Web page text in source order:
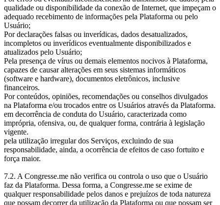
qualidade ou disponibilidade da conexão de Internet, que impeçam o
adequado recebimento de informações pela Plataforma ou pelo
Usuário;
Por declarações falsas ou inverídicas, dados desatualizados,
incompletos ou inverídicos eventualmente disponibilizados e
atualizados pelo Usuário;
Pela presença de vírus ou demais elementos nocivos à Plataforma,
capazes de causar alterações em seus sistemas informáticos
(software e hardware), documentos eletrônicos, inclusive
financeiros.
Por conteúdos, opiniões, recomendações ou conselhos divulgados
na Plataforma e/ou trocados entre os Usuários através da Plataforma.
em decorrência de conduta do Usuário, caracterizada como
imprópria, ofensiva, ou, de qualquer forma, contrária à legislação
vigente.
pela utilização irregular dos Serviços, excluindo de sua
responsabilidade, ainda, a ocorrência de efeitos de caso fortuito e
força maior.
7.2. A Congresse.me não verifica ou controla o uso que o Usuário
faz da Plataforma. Dessa forma, a Congresse.me se exime de
qualquer responsabilidade pelos danos e prejuízos de toda natureza
que possam decorrer da utilização da Plataforma ou que possam ser